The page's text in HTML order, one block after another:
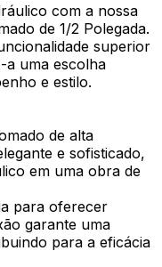
com a nossa
de 1/2 Polegada.
superior
a uma escolha
e estilo.
de alta
e sofisticado,
em uma obra de
para oferecer
garante uma
para a eficácia